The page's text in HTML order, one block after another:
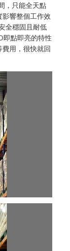
，只能全天點
響整個工作效
全穩固且耐低
即點即亮的特性
用，很快就回